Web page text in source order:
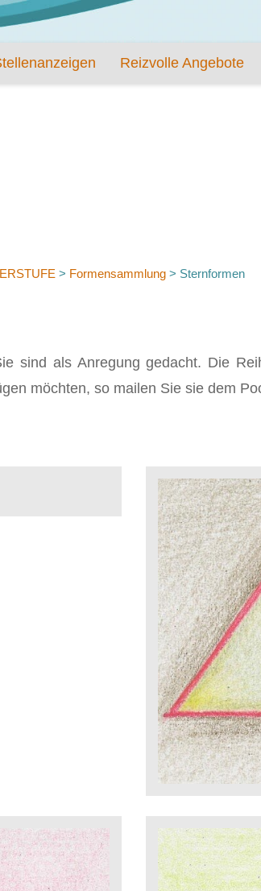
Reizvolle Angebote
> Formensammlung > Sternformen
sind als Anregung gedacht. Die
möchten, so mailen Sie sie dem